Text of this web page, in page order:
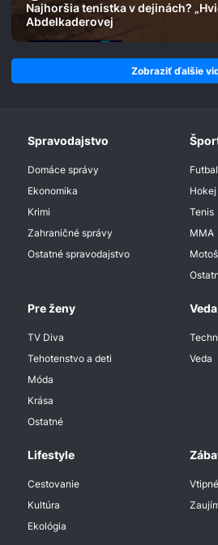
Najhoršia tenistka v dejinách?
Abdelkaderovej
Zobraziť ďalšie
Spravodajstvo
Domáce správy
Ekonomika
Krimi
Zahraničné správy
Ostatné spravodajstvo
Futbal
Hokej
Tenis
MMA
Pre ženy
TV Diva
Tehotenstvo a deti
Móda
Krása
Ostatné
Veda
Lifestyle
Cestovanie
Kultúra
Ekológia